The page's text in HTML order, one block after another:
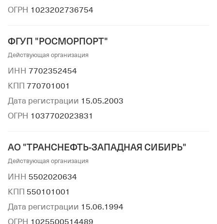
ОГРН 1023202736754
ФГУП "РОСМОРПОРТ"
Действующая организация
ИНН 7702352454
КПП 770701001
Дата регистрации 15.05.2003
ОГРН 1037702023831
АО "ТРАНСНЕФТЬ-ЗАПАДНАЯ СИБИРЬ"
Действующая организация
ИНН 5502020634
КПП 550101001
Дата регистрации 15.06.1994
ОГРН 1025500514489